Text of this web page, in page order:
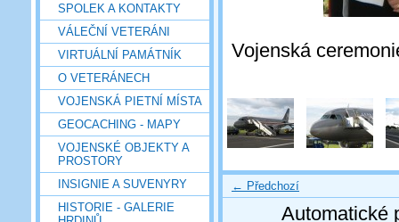
SPOLEK A KONTAKTY
VÁLEČNÍ VETERÁNI
VIRTUÁLNÍ PAMÁTNÍK
O VETERÁNECH
VOJENSKÁ PIETNÍ MÍSTA
GEOCACHING - MAPY
VOJENSKÉ OBJEKTY A
PROSTORY
INSIGNIE A SUVENYRY
HISTORIE - GALERIE
Vojenská
← Předchozí
Automatické